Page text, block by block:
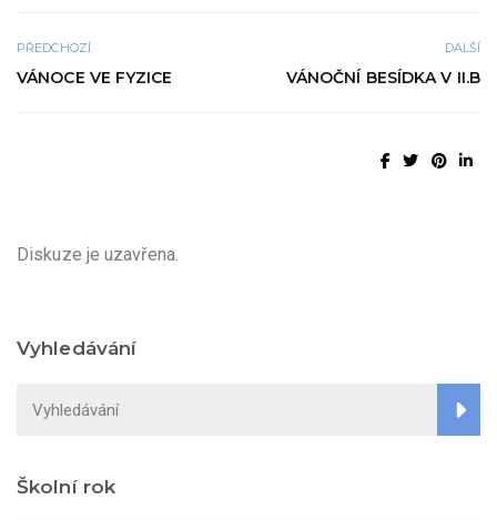
PŘEDCHOZÍ
VÁNOCE VE FYZICE
DALŠÍ
VÁNOČNÍ BESÍDKA V II.B
Diskuze je uzavřena.
Vyhledávání
Školní rok